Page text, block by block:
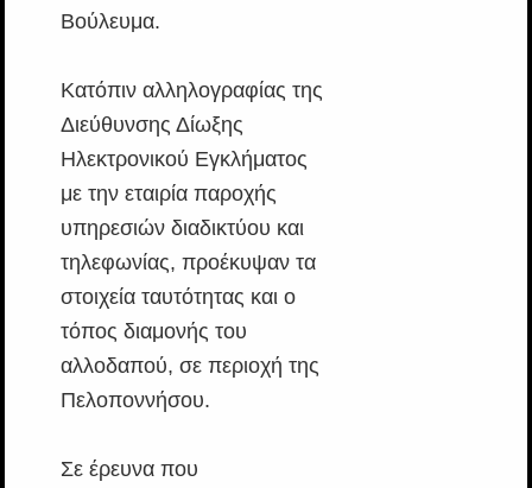
Βούλευμα.
Κατόπιν αλληλογραφίας της
Διεύθυνσης Δίωξης
Ηλεκτρονικού Εγκλήματος
με την εταιρία παροχής
υπηρεσιών διαδικτύου και
τηλεφωνίας, προέκυψαν τα
στοιχεία ταυτότητας και ο
τόπος διαμονής του
αλλοδαπού, σε περιοχή της
Πελοποννήσου.
Σε έρευνα που